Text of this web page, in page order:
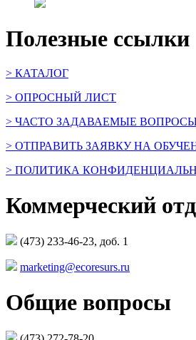
Полезные ссылки
> КАТАЛОГ
> ОПРОСНЫЙ ЛИСТ
> ЧАСТО ЗАДАВАЕМЫЕ
> ОТПРАВИТЬ ЗАЯВКУ НА
> ПОЛИТИКА
Коммерческий
(473) 233-46-23, доб. 1
marketing@ecoresurs.ru
Общие вопросы